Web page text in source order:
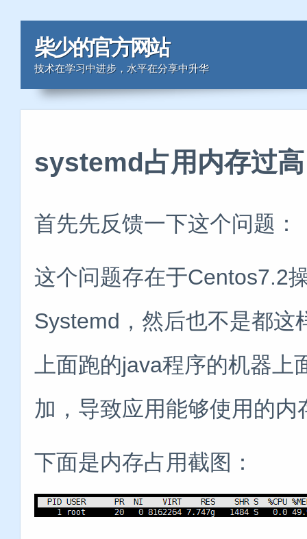
柴少的官方网站
技术在学习中进步，水平在分享中升华
systemd占用内存过高
首先先反馈一下这个问题：
这个问题存在于Centos7.2
Systemd，然后也不是都这
上面跑的java程序的机器
加，导致应用能够使用的内
下面是内存占用截图：